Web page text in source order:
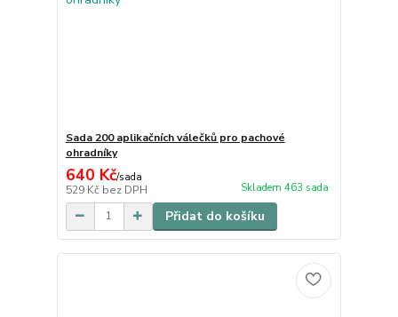
Sada 200 aplikačních válečků pro pachové
ohradníky
640 Kč/sada
529 Kč bez DPH Skladem 463 sada
Přidat do košíku